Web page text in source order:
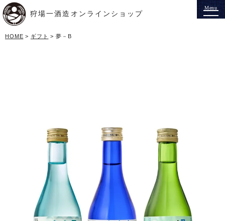
狩場一酒造オンラインショップ
HOME ギフト 夢－B